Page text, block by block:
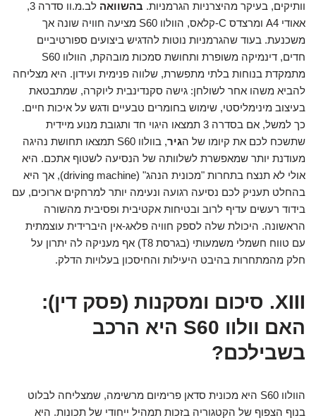
וותיקים, בעיקר מהיצרניות הגרמניות. בהשוואה
לב.מ.וו סדרה 3,
אאודי A4 ומרצדס C-קלאס, הוולוו S60 מציעה חוויה שונה אך
משכנעת. בעוד שהגרמניות נוטות להדגיש ביצועים ספורטיביים
חדים, דינמיקה משופרת ותחושת סמכות מובהקת, הוולוו S60
מתמקדת בנוחות בלתי מתפשרת, שלווה פנימית ועידון. היא מצליחה
להביא משהו אחר לשולחן: גישה סקנדינבית ליוקרה, שמתבטאת
בעיצוב מינימליסטי, שימוש בחומרים טבעיים ודגש על איכות חיים.
כך למשל, אם בסדרה 3 תמצאו היגוי חד ותגובת מנוע מיידית
שתשכח לכם את קיומו של הגיר
, בוולוו S60 תמצאו תחושת נהיגה
מעודנת יותר שמאפשרת לשלוותה של הנסיעה לשטוף אתכם. היא
אולי לא תנצח בתחרות "מכונית הנהג" (driving machine), אך היא
בהחלט תעניק לכם נסיעה רגועה ונעימה יותר למרחקים ארוכים, עם
בידוד רעשים עדיף לרוב ובטיחות אקטיבית ופסיבית מהשורה
הראשונה. היכולת שלה לספק חוויה פלאג-אין היברידית עוצמתית
עם טווח חשמלי משמעותי (בגרסת T8) אף מעניקה לה יתרון על
חלק מהמתחרות בהיבט היעילות והחיסכון בעלויות הדלק.
XIII. סיכום ומסקנות (פסק דין):
האם וולוו S60 היא הרכב
בשבילכם?
הוולוו S60 היא מכונית סדאן פרימיום מרשימה, שמצליחה לבלוט
בנוף הצפוף של הקטגוריה בזכות תמהיל ייחודי של תכונות. היא